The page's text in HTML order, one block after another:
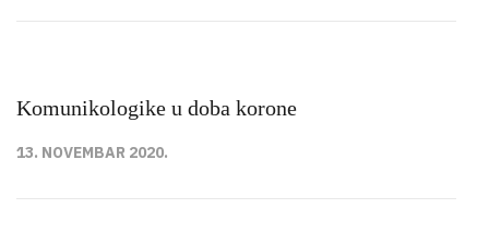
Komunikologike u doba korone
13. NOVEMBAR 2020.